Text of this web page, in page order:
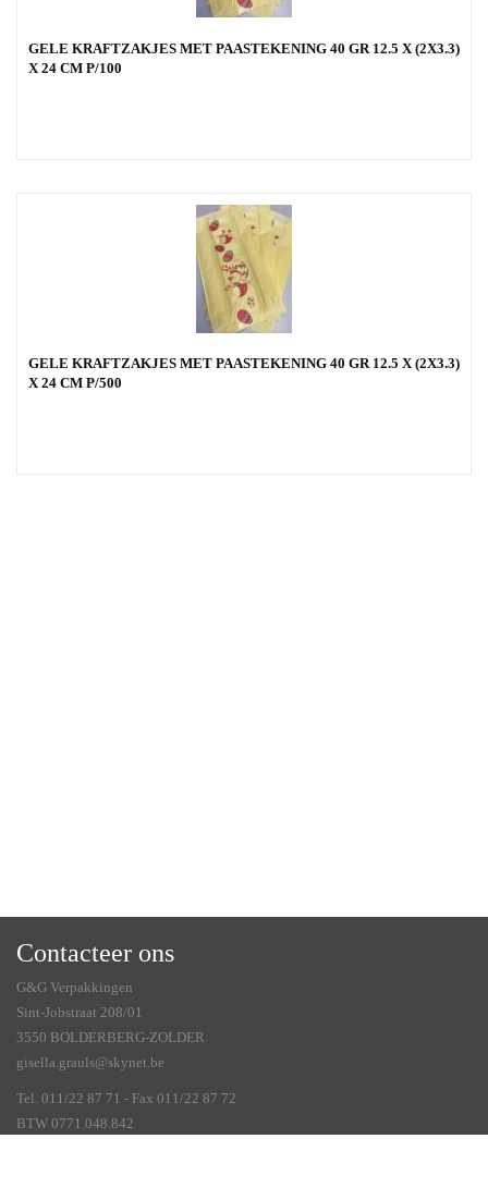
GELE KRAFTZAKJES MET PAASTEKENING 40 GR 12.5 X (2X3.3)
X 24 CM P/100
GELE KRAFTZAKJES MET PAASTEKENING 40 GR 12.5 X (2X3.3)
X 24 CM P/500
Contacteer ons
G&G Verpakkingen
Sint-Jobstraat 208/01
3550 BOLDERBERG-ZOLDER
gisella.grauls@skynet.be
Tel. 011/22 87 71 - Fax 011/22 87 72
BTW 0771.048.842